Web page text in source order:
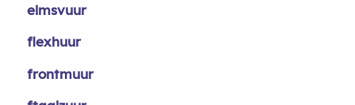
elmsvuur
flexhuur
frontmuur